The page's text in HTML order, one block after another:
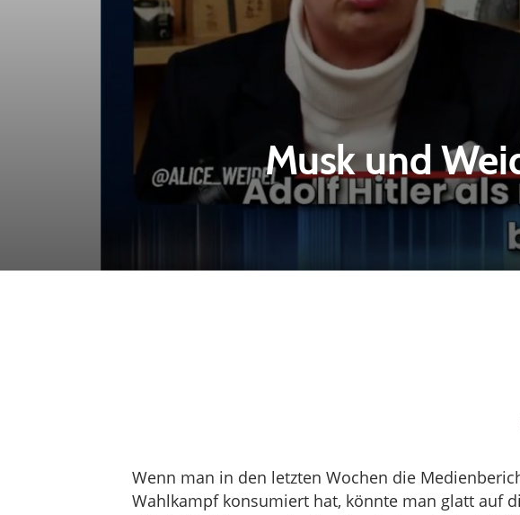
Musk und
Wenn man in den letzten Wochen die
Wahlkampf konsumiert hat, könnte man glatt auf